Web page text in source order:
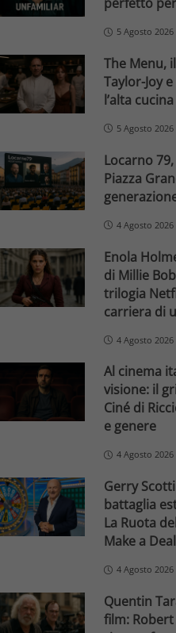
5 Agosto 2026
The Menu,
Taylor-Joy
l’alta
5 Agosto 2026
Locarno
Piazza
4 Agosto 2026
Enola
di Millie
trilogia
carriera di
4 Agosto 2026
Al cinema
visione: il
Ciné di
e genere
4 Agosto 2026
Gerry
battaglia
La Ruota
Make a Deal
4 Agosto 2026
Quentin
film: